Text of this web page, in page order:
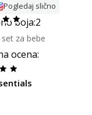
Pogledaj slično
boja:2
ocena:
za bebe